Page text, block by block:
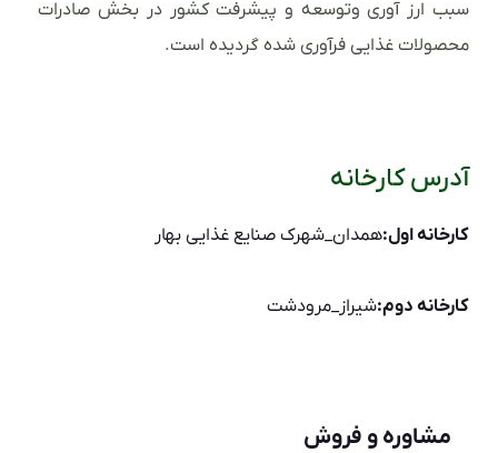
سبب ارز آوری وتوسعه و پیشرفت کشور در بخش صادرات
محصولات غذایی فرآوری شده گردیده است.
آدرس کارخانه
کارخانه اول:همدان_شهرک صنایع غذایی بهار
کارخانه دوم:شیراز_مرودشت
مشاوره و فروش